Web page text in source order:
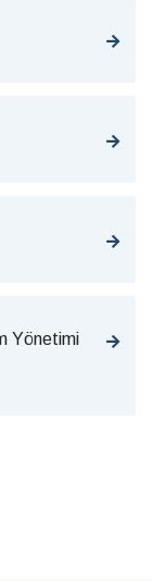
Yönetimi